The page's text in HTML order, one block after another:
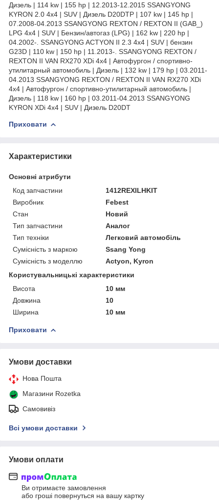
Дизель | 114 kw | 155 hp | 12.2013-12.2015 SSANGYONG
KYRON 2.0 4x4 | SUV | Дизель D20DTP | 107 kw | 145 hp |
07.2008-04.2013 SSANGYONG REXTON / REXTON II (GAB_)
LPG 4x4 | SUV | Бензин/автогаз (LPG) | 162 kw | 220 hp |
04.2002-. SSANGYONG ACTYON II 2.3 4x4 | SUV | бензин
G23D | 110 kw | 150 hp | 11.2013-. SSANGYONG REXTON /
REXTON II VAN RX270 XDi 4x4 | Автофургон / спортивно-
утилитарный автомобиль | Дизель | 132 kw | 179 hp | 03.2011-
04.2013 SSANGYONG REXTON / REXTON II VAN RX270 XDi
4x4 | Автофургон / спортивно-утилитарный автомобиль |
Дизель | 118 kw | 160 hp | 03.2011-04.2013 SSANGYONG
KYRON XDi 4x4 | SUV | Дизель D20DT
Приховати
Характеристики
Основні атрибути
Код запчастини
1412REXILHKIT
Виробник
Febest
Стан
Новий
Тип запчастини
Аналог
Тип техніки
Легковий автомобіль
Сумісність з маркою
Ssang Yong
Сумісність з моделлю
Actyon, Kyron
Користувальницькі характеристики
Висота
10 мм
Довжина
10
Ширина
10 мм
Приховати
Умови доставки
Нова Пошта
Магазини Rozetka
Самовивіз
Всі умови доставки
Умови оплати
Ви отримаєте замовлення
або гроші повернуться на вашу картку